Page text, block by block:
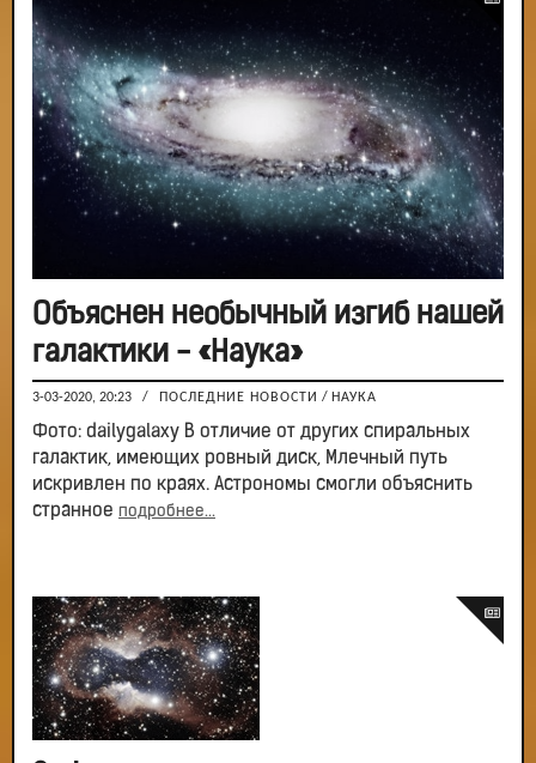
Объяснен необычный изгиб нашей
галактики - «Наука»
3-03-2020, 20:23 / ПОСЛЕДНИЕ НОВОСТИ / НАУКА
Фото: dailygalaxy В отличие от других спиральных
галактик, имеющих ровный диск, Млечный путь
искривлен по краях. Астрономы смогли объяснить
странное подробнее...